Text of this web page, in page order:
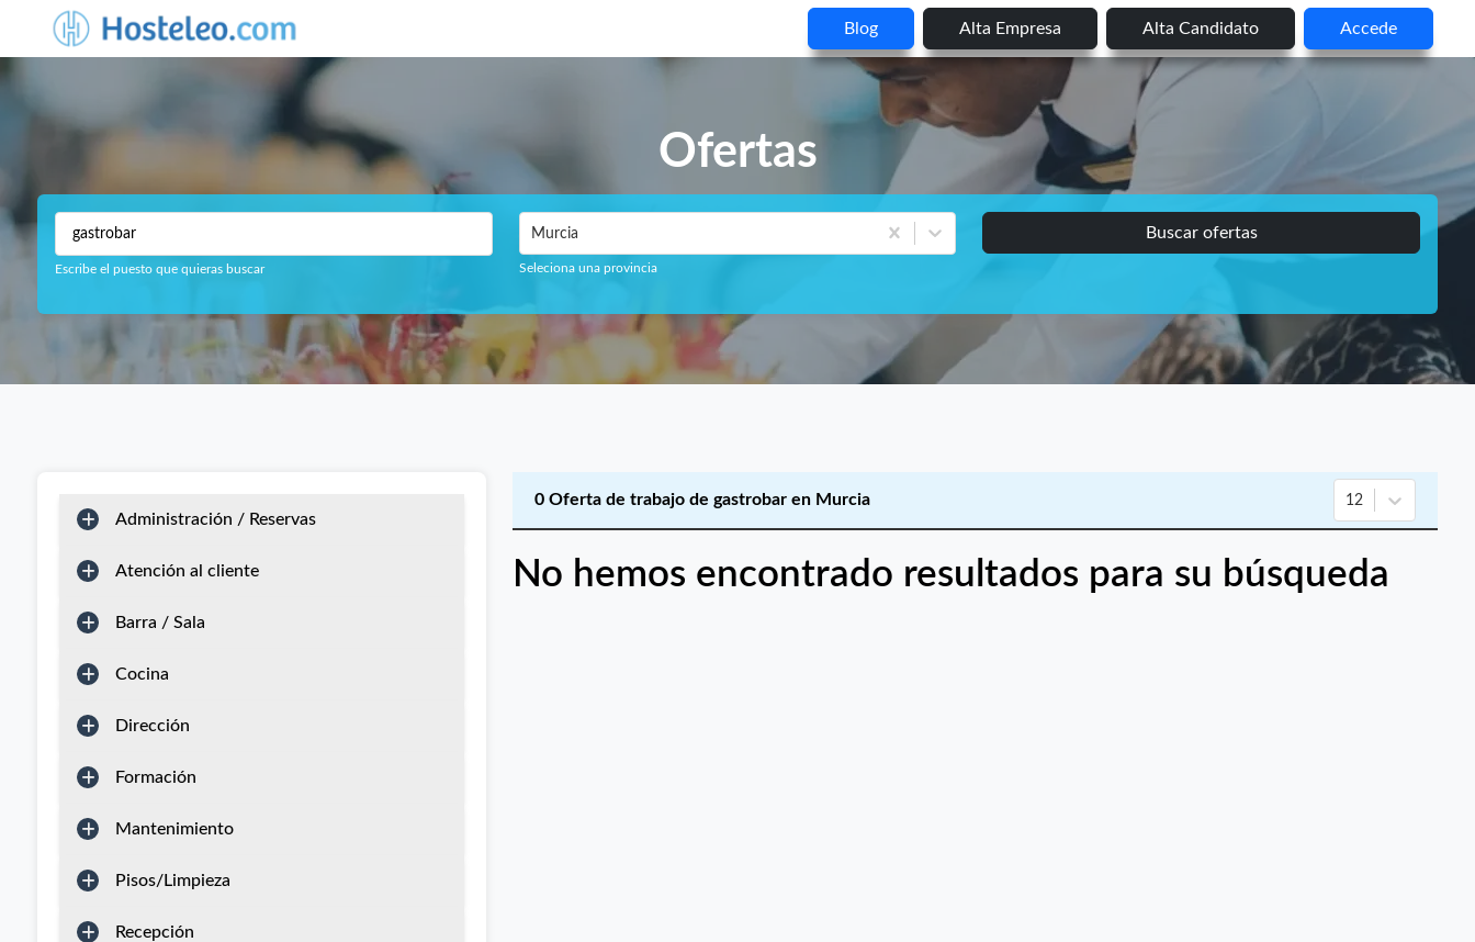
Blog Alta Empresa Alta Candidato Accede
Ofertas
Escribe el puesto que quieras buscar
Murcia
Seleciona una provincia
Buscar ofertas
Administración / Reservas
Atención al cliente
Barra / Sala
Cocina
Dirección
Formación
Mantenimiento
Pisos/Limpieza
Recepción
0 Oferta de trabajo de gastrobar en Murcia 12
No hemos encontrado resultados para su búsqueda